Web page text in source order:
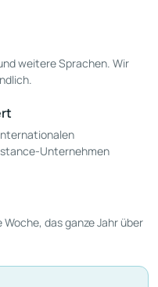
weitere Sprachen. Wir
Unternehmen
Woche, das ganze Jahr über